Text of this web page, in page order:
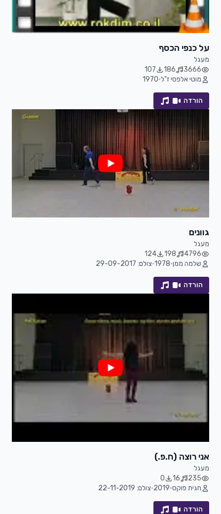
על כנפי הכסף
מעגל
3666
186
107
מוטי אלפסי ז"ל•
1970
הורדה
גוונים
מעגל
4796
198
124
שלמה ממן•
1978
•צולם: 29-09-2017
הורדה
אני רוצה (ח.פ.)
מעגל
235
16
0
חגית פוקס•
2019
•צולם: 22-11-2019
הורדה